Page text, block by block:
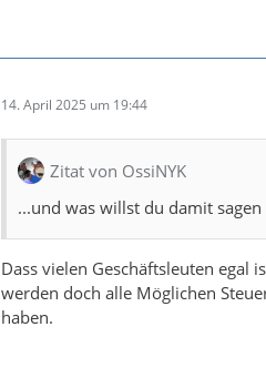
14. April 2025 um 19:44
Zitat von OssiNYK
...und was willst du damit sagen
Dass vielen Geschäftsleuten egal
werden doch alle Möglichen
haben.